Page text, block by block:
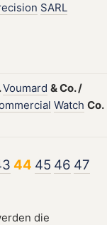
SARL
Voumard &Co./
Watch Co.
44 45 46 47
die